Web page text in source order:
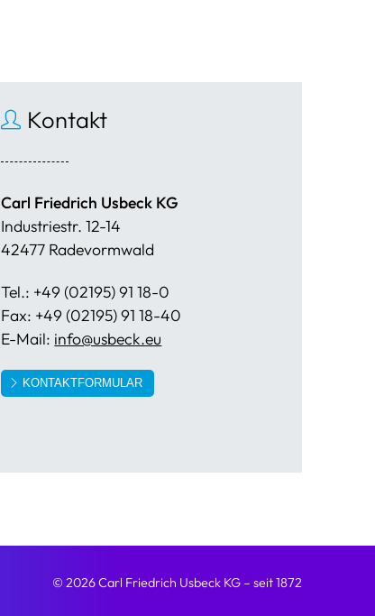
Kontakt
Carl Friedrich Usbeck KG
Industriestr. 12-14
42477 Radevormwald
Tel.: +49 (02195) 91 18-0
Fax: +49 (02195) 91 18-40
E-Mail: info@usbeck.eu
KONTAKTFORMULAR
© 2026 Carl Friedrich Usbeck KG – seit 1872